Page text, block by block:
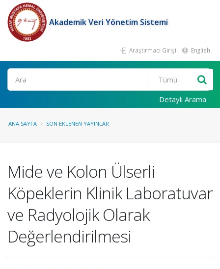
Akademik Veri Yönetim Sistemi
Araştırmacı Girişi English
Ara
Detaylı Arama
ANA SAYFA SON EKLENEN YAYINLAR
Mide ve Kolon Ülserli
Köpeklerin Klinik Laboratuvar
ve Radyolojik Olarak
Değerlendirilmesi